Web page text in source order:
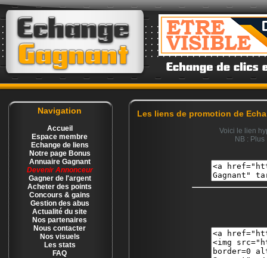
Navigation
Accueil
Espace membre
Echange de liens
Notre page Bonus
Annuaire Gagnant
Devenir Annonceur
Gagner de l'argent
Acheter des points
Concours & gains
Gestion des abus
Actualité du site
Nos partenaires
Nous contacter
Nos visuels
Les stats
FAQ
Les liens de promotion de
Voici le lien
NB :